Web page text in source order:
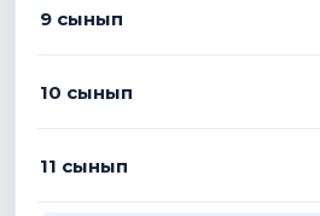
9 сынып
10 сынып
11 сынып